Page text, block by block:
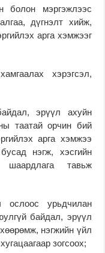
болон мэргэжлээс
дүгнэлт хийж,
арга хэмжээг
хэрэгсэл,
эрүүл ахуйн
таатай орчин бий
арга хэмжээ
нэгж, хэсгийн
шаардлага тавьж
ослоос урьдчилан
байдал, эрүүл
нэгжийн үйл
зогсоох;